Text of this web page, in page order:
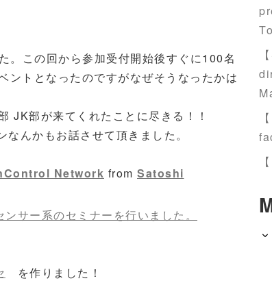
この回から参加受付開始後すぐに100名
トとなったのですがなぜそうなったかは
JK部が来てくれたことに尽きる！！
んかもお話させて頂きました。
Network from Satoshi
サー系のセミナーを行いました。
を作りました！